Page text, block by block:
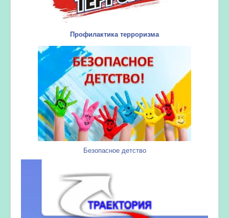
Профилактика терроризма
Безопасное детство